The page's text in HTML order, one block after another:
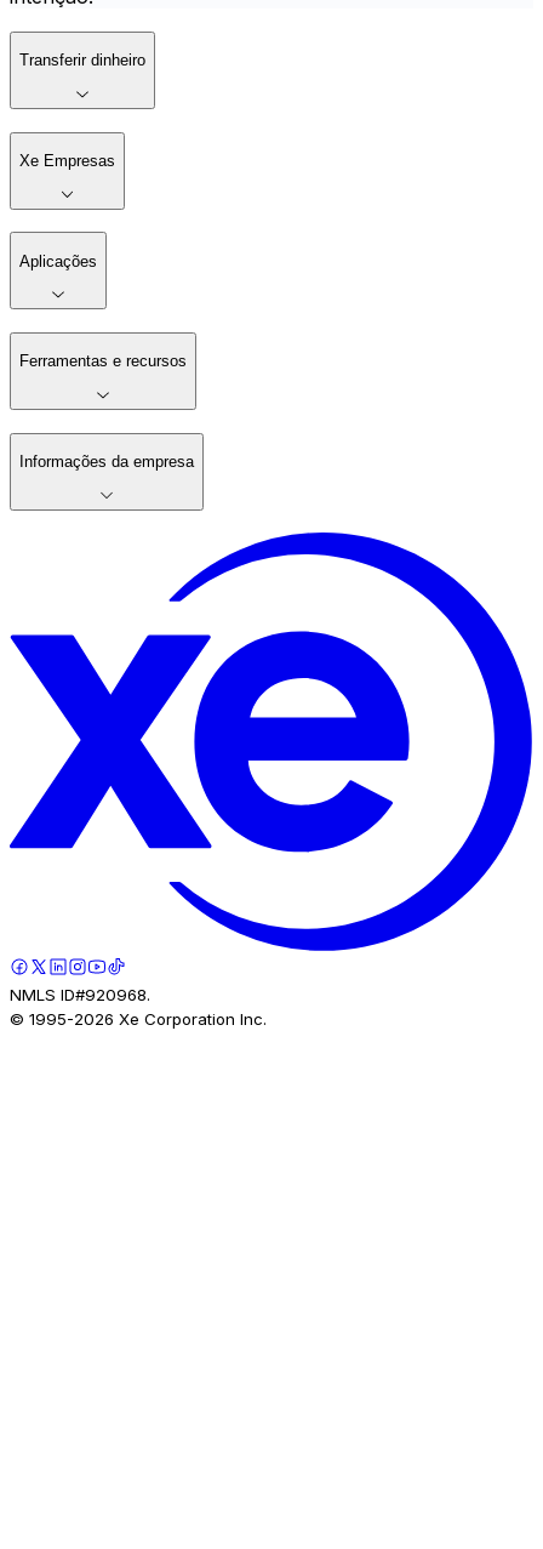
Transferir dinheiro
Xe Empresas
Aplicações
Ferramentas e recursos
Informações da empresa
NMLS ID#920968.
© 1995-2026 Xe Corporation Inc.